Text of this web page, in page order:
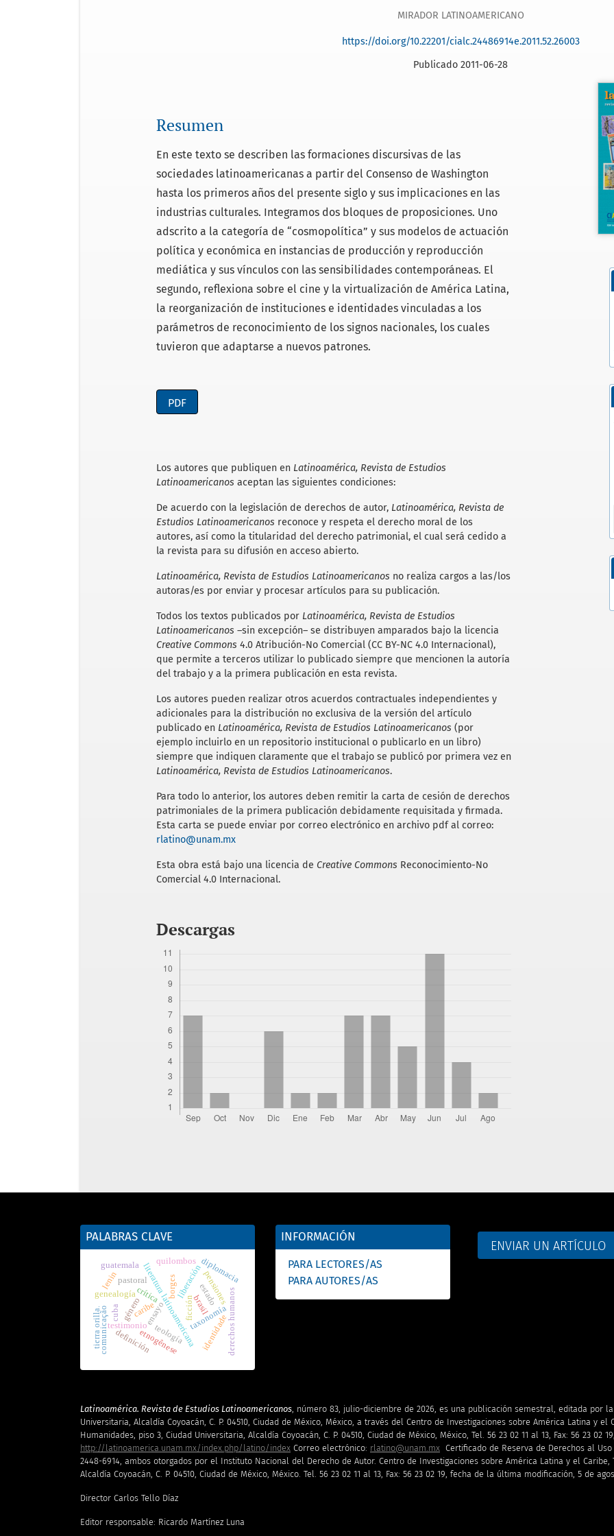
MIRADOR LATINOAMERICANO
https://doi.org/10.22201/cialc.24486914e.2011.52.26003
Publicado 2011-06-28
Resumen
En este texto se describen las formaciones discursivas de las
sociedades latinoamericanas a partir del Consenso de Washington
hasta los primeros años del presente siglo y sus implicaciones en las
industrias culturales. Integramos dos bloques de proposiciones. Uno
adscrito a la categoría de “cosmopolítica” y sus modelos de actuación
política y económica en instancias de producción y reproducción
mediática y sus vínculos con las sensibilidades contemporáneas. El
segundo, reflexiona sobre el cine y la virtualización de América Latina,
la reorganización de instituciones e identidades vinculadas a los
parámetros de reconocimiento de los signos nacionales, los cuales
tuvieron que adaptarse a nuevos patrones.
PDF
Los autores que publiquen en Latinoamérica, Revista de Estudios
Latinoamericanos aceptan las siguientes condiciones:
De acuerdo con la legislación de derechos de autor, Latinoamérica, Revista de
Estudios Latinoamericanos reconoce y respeta el derecho moral de los
autores, así como la titularidad del derecho patrimonial, el cual será cedido a
la revista para su difusión en acceso abierto.
Latinoamérica, Revista de Estudios Latinoamericanos no realiza cargos a las/los
autoras/es por enviar y procesar artículos para su publicación.
Todos los textos publicados por Latinoamérica, Revista de Estudios
Latinoamericanos –sin excepción– se distribuyen amparados bajo la licencia
Creative Commons 4.0 Atribución-No Comercial (CC BY-NC 4.0 Internacional),
que permite a terceros utilizar lo publicado siempre que mencionen la autoría
del trabajo y a la primera publicación en esta revista.
Los autores pueden realizar otros acuerdos contractuales independientes y
adicionales para la distribución no exclusiva de la versión del artículo
publicado en Latinoamérica, Revista de Estudios Latinoamericanos (por
ejemplo incluirlo en un repositorio institucional o publicarlo en un libro)
siempre que indiquen claramente que el trabajo se publicó por primera vez en
Latinoamérica, Revista de Estudios Latinoamericanos.
Para todo lo anterior, los autores deben remitir la carta de cesión de derechos
patrimoniales de la primera publicación debidamente requisitada y firmada.
Esta carta se puede enviar por correo electrónico en archivo pdf al correo:
rlatino@unam.mx
Esta obra está bajo una licencia de Creative Commons Reconocimiento-No
Comercial 4.0 Internacional.
Descargas
PALABRAS CLAVE
borges
ensayo ficción
literatura latinoamericana
testimonio
género
crítica
definición
genealogía
taxonomía
teología
liberación
pastoral
caribe
estado
pensiones
diplomacia
cuba
quilombos
identidade
comunicação etnogênese
lenin
derechos humanos
guatemala
brasil
tierra orilla.
INFORMACIÓN
PARA LECTORES/AS
PARA AUTORES/AS
ENVIAR UN ARTÍCULO
Latinoamérica. Revista de Estudios Latinoamericanos, número 83, julio-diciembre de 2026, es una publicación semestral, editada por
Universitaria, Alcaldía Coyoacán, C. P. 04510, Ciudad de México, México, a través del Centro de Investigaciones sobre América Latina y
Humanidades, piso 3, Ciudad Universitaria, Alcaldía Coyoacán, C. P. 04510, Ciudad de México, México, Tel. 56 23 02 11 al 13, Fax: 56 23 02 19,
http://latinoamerica.unam.mx/index.php/latino/index Correo electrónico: rlatino@unam.mx Certificado de Reserva de Derechos al Uso
2448-6914, ambos otorgados por el Instituto Nacional del Derecho de Autor. Centro de Investigaciones sobre América Latina y el
Alcaldía Coyoacán, C. P. 04510, Ciudad de México, México. Tel. 56 23 02 11 al 13, Fax: 56 23 02 19, fecha de la última modificación, 5 de
Director Carlos Tello Díaz
Editor responsable: Ricardo Martínez Luna